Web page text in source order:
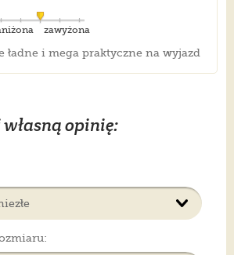
zawyżona
ładne i mega praktyczne na wyjazd
opinię: